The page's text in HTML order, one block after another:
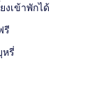
งเข้าพักได้
รี
รี่